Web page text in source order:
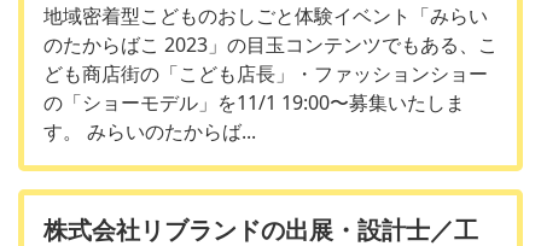
地域密着型こどものおしごと体験イベント「みらい
のたからばこ 2023」の目玉コンテンツでもある、こ
ども商店街の「こども店長」・ファッションショー
の「ショーモデル」を11/1 19:00〜募集いたしま
す。 みらいのたからば...
株式会社リブランドの出展・設計士／工